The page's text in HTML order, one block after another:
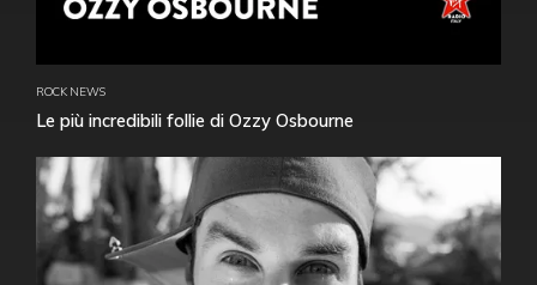
ROCK NEWS
Le più incredibili follie di Ozzy Osbourne